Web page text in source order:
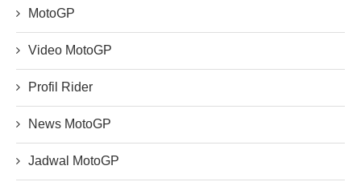
MotoGP
Video MotoGP
Profil Rider
News MotoGP
Jadwal MotoGP